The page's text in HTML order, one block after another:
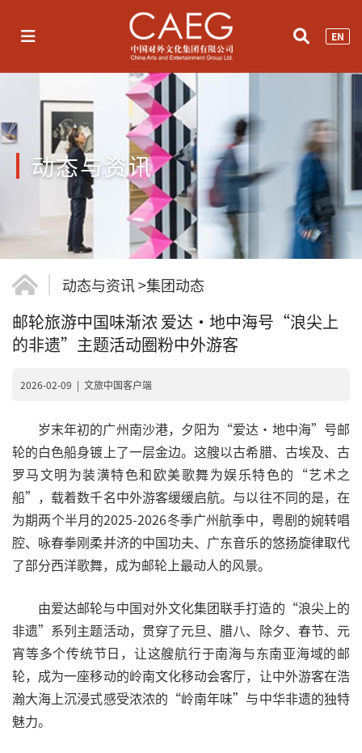
EN
动态与资讯
动态与资讯>集团动态
邮轮旅游中国味渐浓 爱达·地中海号“浪尖上
的非遗”主题活动圈粉中外游客
2026-02-09 | 文旅中国客户端
岁末年初的广州南沙港，夕阳为“爱达·地中海”号邮
轮的白色船身镀上了一层金边。这艘以古希腊、古埃及、古
罗马文明为装潢特色和欧美歌舞为娱乐特色的“艺术之
船”，载着数千名中外游客缓缓启航。与以往不同的是，在
为期两个半月的2025-2026冬季广州航季中，粤剧的婉转唱
腔、咏春拳刚柔并济的中国功夫、广东音乐的悠扬旋律取代
了部分西洋歌舞，成为邮轮上最动人的风景。
由爱达邮轮与中国对外文化集团联手打造的“浪尖上的
非遗”系列主题活动，贯穿了元旦、腊八、除夕、春节、元
宵等多个传统节日，让这艘航行于南海与东南亚海域的邮
轮，成为一座移动的岭南文化移动会客厅，让中外游客在浩
瀚大海上沉浸式感受浓浓的“岭南年味”与中华非遗的独特
魅力。